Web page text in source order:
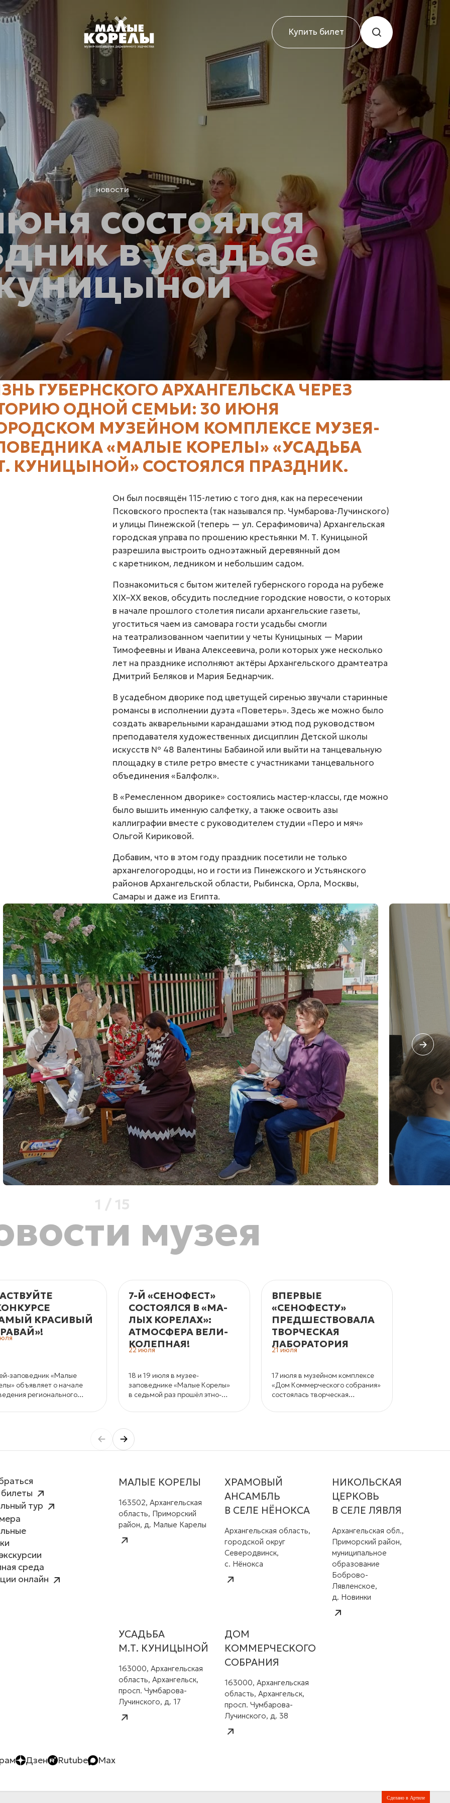
новости
состоялся
в усадьбе
Купить билет
ГУБЕРНСКОГО АРХАНГЕЛЬСКА ЧЕРЕЗ
ОДНОЙ СЕМЬИ: 30 ИЮНЯ
МУЗЕЙНОМ КОМПЛЕКСЕ МУЗЕЯ-
«МАЛЫЕ КОРЕЛЫ» «УСАДЬБА
КУНИЦЫНОЙ» СОСТОЯЛСЯ ПРАЗДНИК.
Он был посвящён 115-летию с того дня, как на пересечении
Псковского проспекта (так назывался пр. Чумбарова-Лучинского)
и улицы Пинежской (теперь — ул. Серафимовича) Архангельская
городская управа по прошению крестьянки М. Т. Куницыной
разрешила выстроить одноэтажный деревянный дом
с каретником, ледником и небольшим садом.
Познакомиться с бытом жителей губернского города на рубеже
XIX–XX веков, обсудить последние городские новости, о которых
в начале прошлого столетия писали архангельские газеты,
угоститься чаем из самовара гости усадьбы смогли
на театрализованном чаепитии у четы Куницыных — Марии
Тимофеевны и Ивана Алексеевича, роли которых уже несколько
лет на празднике исполняют актёры Архангельского драмтеатра
Дмитрий Беляков и Мария Беднарчик.
В усадебном дворике под цветущей сиренью звучали старинные
романсы в исполнении дуэта «Поветерь». Здесь же можно было
создать акварельными карандашами этюд под руководством
преподавателя художественных дисциплин Детской школы
искусств № 48 Валентины Бабаиной или выйти на танцевальную
площадку в стиле ретро вместе с участниками танцевального
объединения «Балфолк».
В «Ремесленном дворике» состоялись мастер-классы, где можно
было вышить именную салфетку, а также освоить азы
каллиграфии вместе с руководителем студии «Перо и мяч»
Ольгой Кириковой.
Добавим, что в этом году праздник посетили не только
архангелогородцы, но и гости из Пинежского и Устьянского
районов Архангельской области, Рыбинска, Орла, Москвы,
Самары и даже из Египта.
1 / 15
музея
КРАСИВЫЙ
заповедник «Малые
объявляет о начале
регионального
изделий «Самый
7-Й «СЕНОФЕСТ»
СОСТОЯЛСЯ В «МА­
ЛЫХ КО­РЕ­ЛАХ»:
АТМОС­ФЕ­РА ВЕ­ЛИ­
КО­ЛЕП­НАЯ!
22 июля
18 и 19 июля в музее-
заповеднике «Малые Корелы»
в седьмой раз прошёл этно-
«СеноФЕСТ».
ВПЕРВЫЕ
«СЕНОФЕСТУ»
ПРЕДШЕСТВОВАЛА
ТВОРЧЕСКАЯ
ЛАБОРАТОРИЯ
21 июля
17 июля в музейном комплексе
«Дом Коммерческого собрания»
состоялась творческая
«горка» как основа фольклорной
тур
среда
онлайн
МАЛЫЕ КОРЕЛЫ
163502, Архангельская
область, Приморский
район, д. Малые Карелы
ХРАМОВЫЙ
АНСАМБЛЬ
В СЕЛЕ НЁНОКСА
Архангельская область,
городской округ
Северодвинск,
с. Нёнокса
НИКОЛЬСКАЯ
ЦЕРКОВЬ
В СЕЛЕ ЛЯВЛЯ
Архангельская обл.,
Приморский район,
муниципальное
образование
Боброво-
Лявленское,
д. Новинки
УСАДЬБА
М.Т. КУНИЦЫНОЙ
163000, Архангельская
область, Архангельск,
просп. Чумбарова-
Лучинского, д. 17
ДОМ
КОММЕРЧЕСКОГО
СОБРАНИЯ
163000, Архангельская
область, Архангельск,
просп. Чумбарова-
Лучинского, д. 38
Дзен Rutube Max
Сделано в Артиле